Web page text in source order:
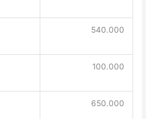
540.000
100.000
650.000